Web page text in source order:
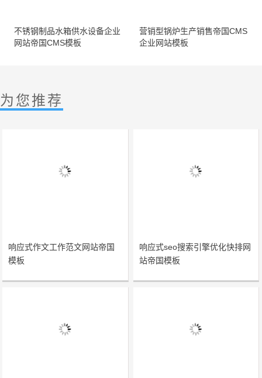
不锈钢制品水箱供水设备企业
网站帝国CMS模板
营销型锅炉生产销售帝国CMS
企业网站模板
为您推荐
响应式作文工作范文网站帝国
模板
响应式seo搜索引擎优化快排网
站帝国模板